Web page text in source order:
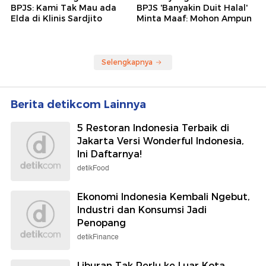
BPJS: Kami Tak Mau ada
Elda di Klinis Sardjito
BPJS 'Banyakin Duit Halal'
Minta Maaf: Mohon Ampun
Selengkapnya
Berita detikcom Lainnya
5 Restoran Indonesia Terbaik di
Jakarta Versi Wonderful Indonesia,
Ini Daftarnya!
detikFood
Ekonomi Indonesia Kembali Ngebut,
Industri dan Konsumsi Jadi
Penopang
detikFinance